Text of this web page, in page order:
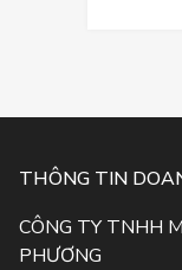
THÔNG TIN
CÔNG TY TNHH
PHƯƠNG